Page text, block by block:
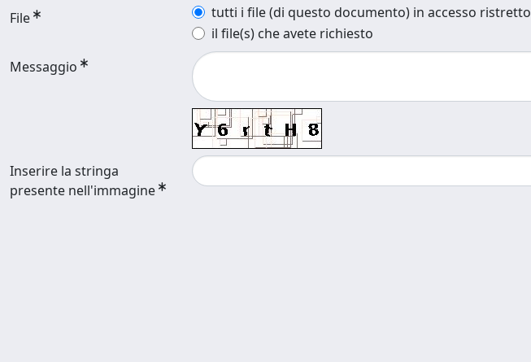
File
tutti i file (di questo documento) in accesso ristretto
il file(s) che avete richiesto
Messaggio
Inserire la stringa
presente nell'immagine